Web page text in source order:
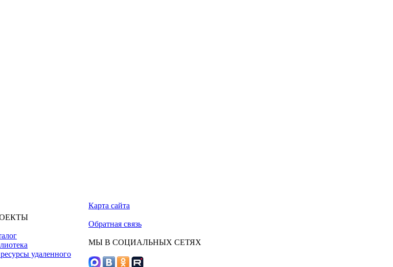
удаленного
Карта сайта
Обратная связь
МЫ В СОЦИАЛЬНЫХ СЕТЯХ